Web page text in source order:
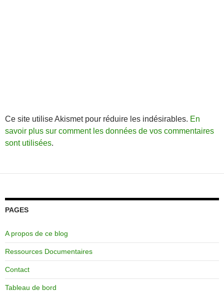
Ce site utilise Akismet pour réduire les indésirables. En
savoir plus sur comment les données de vos commentaires
sont utilisées.
PAGES
A propos de ce blog
Ressources Documentaires
Contact
Tableau de bord